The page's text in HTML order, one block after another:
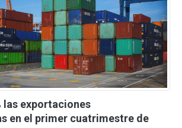
las exportaciones
en el primer cuatrimestre de